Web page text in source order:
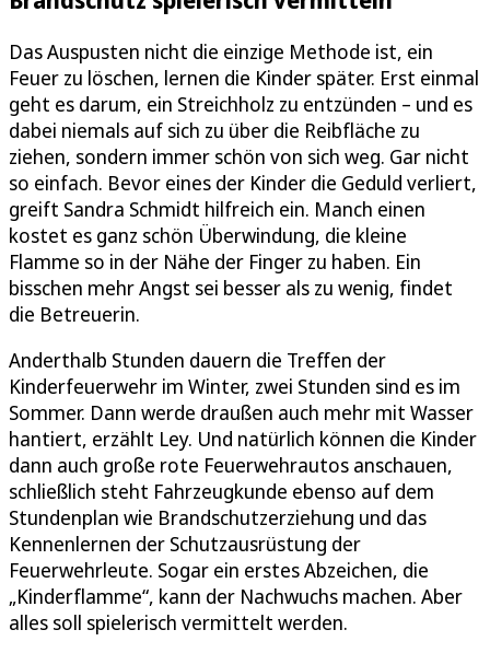
Das Auspusten nicht die einzige Methode ist, ein
Feuer zu löschen, lernen die Kinder später. Erst einmal
geht es darum, ein Streichholz zu entzünden – und es
dabei niemals auf sich zu über die Reibfläche zu
ziehen, sondern immer schön von sich weg. Gar nicht
so einfach. Bevor eines der Kinder die Geduld verliert,
greift Sandra Schmidt hilfreich ein. Manch einen
kostet es ganz schön Überwindung, die kleine
Flamme so in der Nähe der Finger zu haben. Ein
bisschen mehr Angst sei besser als zu wenig, findet
die Betreuerin.
Anderthalb Stunden dauern die Treffen der
Kinderfeuerwehr im Winter, zwei Stunden sind es im
Sommer. Dann werde draußen auch mehr mit Wasser
hantiert, erzählt Ley. Und natürlich können die Kinder
dann auch große rote Feuerwehrautos anschauen,
schließlich steht Fahrzeugkunde ebenso auf dem
Stundenplan wie Brandschutzerziehung und das
Kennenlernen der Schutzausrüstung der
Feuerwehrleute. Sogar ein erstes Abzeichen, die
„Kinderflamme“, kann der Nachwuchs machen. Aber
alles soll spielerisch vermittelt werden.